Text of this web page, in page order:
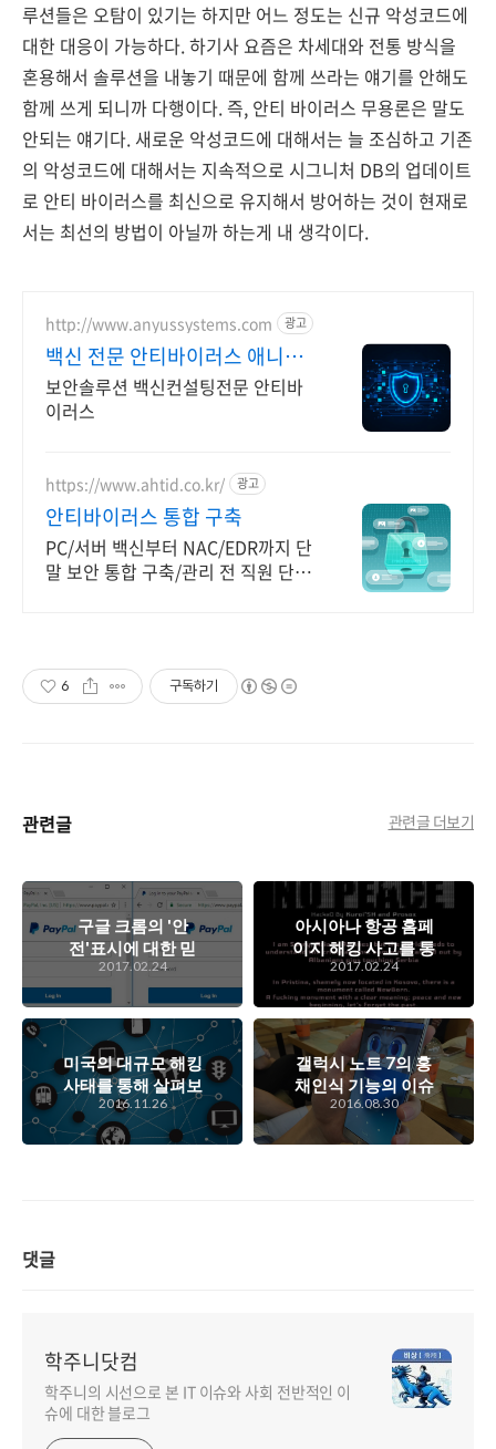
루션들은 오탐이 있기는 하지만 어느 정도는 신규 악성코드에
대한 대응이 가능하다. 하기사 요즘은 차세대와 전통 방식을
혼용해서 솔루션을 내놓기 때문에 함께 쓰라는 얘기를 안해도
함께 쓰게 되니까 다행이다. 즉, 안티 바이러스 무용론은 말도
안되는 얘기다. 새로운 악성코드에 대해서는 늘 조심하고 기존
의 악성코드에 대해서는 지속적으로 시그니처 DB의 업데이트
로 안티 바이러스를 최신으로 유지해서 방어하는 것이 현재로
서는 최선의 방법이 아닐까 하는게 내 생각이다.
http://www.anyussystems.com 광고
백신 전문 안티바이러스 애니어
스시스템즈
보안솔루션 백신컨설팅전문 안티바
이러스
https://www.ahtid.co.kr/ 광고
안티바이러스 통합 구축
PC/서버 백신부터 NAC/EDR까지 단
말 보안 통합 구축/관리 전 직원 단말
6 구독하기
관련글 관련글 더보기
구글 크롬의 '안
전'표시에 대한 믿
음에 뒤통수를 때리
는 피싱 사이트의 등
장
2017.02.24
아시아나 항공 홈페
이지 해킹 사고를 통
해 살펴본 도메인과
DNS 관리의 중요성
2017.02.24
미국의 대규모 해킹
사태를 통해 살펴보
는 IoT 보안 및 DNS
보안..
2016.11.26
갤럭시 노트 7의 홍
채인식 기능의 이슈
로 인해 모바일 생채
인증이 대중화되지
않을까..
2016.08.30
댓글
학주니닷컴
학주니의 시선으로 본 IT 이슈와 사회 전반적인 이
슈에 대한 블로그